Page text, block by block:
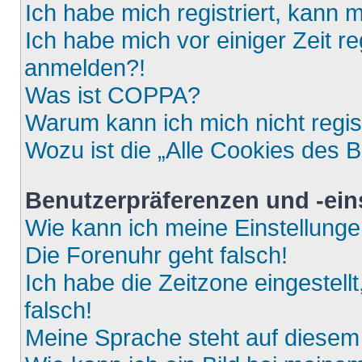
Ich habe mich registriert, kann
Ich habe mich vor einiger Zeit
anmelden?!
Was ist COPPA?
Warum kann ich mich nicht
Wozu ist die „Alle Cookies des
Benutzerpräferenzen und -
Wie kann ich meine
Die Forenuhr geht falsch!
Ich habe die Zeitzone
falsch!
Meine Sprache steht auf